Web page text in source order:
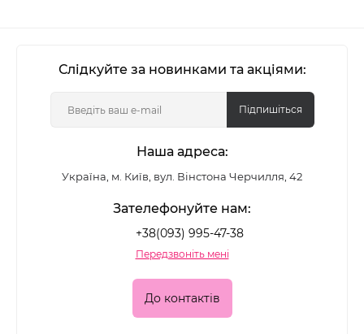
Слідкуйте за новинками та акціями:
Підпишіться
Наша адреса:
Україна, м. Київ, вул. Вінстона Черчилля, 42
Зателефонуйте нам:
+38(093) 995-47-38
Передзвоніть мені
До контактів